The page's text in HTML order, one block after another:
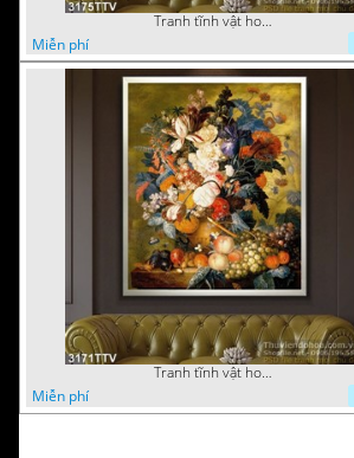
Tranh tĩnh vật hoa quả sơn dầu trang trí đẹp
Miễn phí
Tranh tĩnh vật hoa quả sơn dầu đẹp
Miễn phí